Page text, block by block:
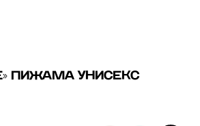
ПИЖАМА УНИСЕКС